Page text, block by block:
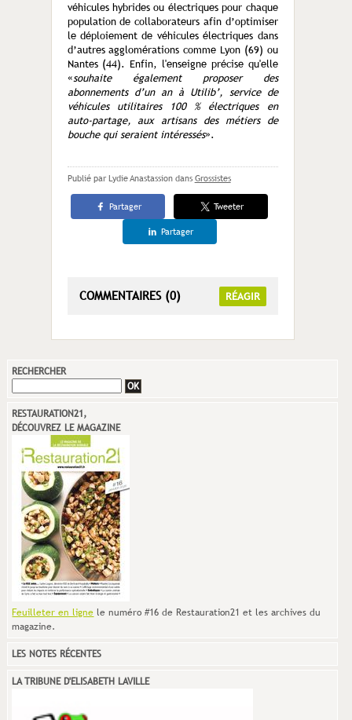
véhicules hybrides ou électriques pour chaque
population de collaborateurs afin d’optimiser
le déploiement de véhicules électriques dans
d’autres agglomérations comme Lyon (69) ou
Nantes (44). Enfin, l'enseigne précise qu'elle
«souhaite également proposer des
abonnements d’un an à Utilib’, service de
véhicules utilitaires 100 % électriques en
auto-partage, aux artisans des métiers de
bouche qui seraient intéressés».
Publié par Lydie Anastassion dans Grossistes
Partager Tweeter
Partager
COMMENTAIRES (0) RÉAGIR
RECHERCHER
RESTAURATION21,
DÉCOUVREZ LE MAGAZINE
Feuilleter en ligne le numéro #16 de Restauration21 et les archives du
magazine.
LES NOTES RÉCENTES
LA TRIBUNE D'ELISABETH LAVILLE